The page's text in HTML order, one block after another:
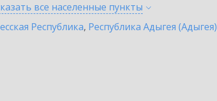
все населенные пункты
Республика, Республика Адыгея (Адыгея)